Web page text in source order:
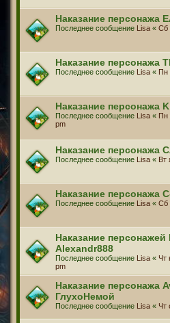
Наказание персонажа
Последнее сообщение Lisa « Сб
Наказание персонажа
Последнее сообщение Lisa « Пн
Наказание персонажа
Последнее сообщение Lisa « Пн
pm
Наказание персонажа
Последнее сообщение Lisa « Вт
Наказание персонажа
Последнее сообщение Lisa « Сб
Наказание персонажей
Alexandr888
Последнее сообщение Lisa « Чт
pm
Наказание персонажа
ГлухоНемой
Последнее сообщение Lisa « Чт